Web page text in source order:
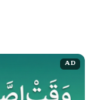
AD